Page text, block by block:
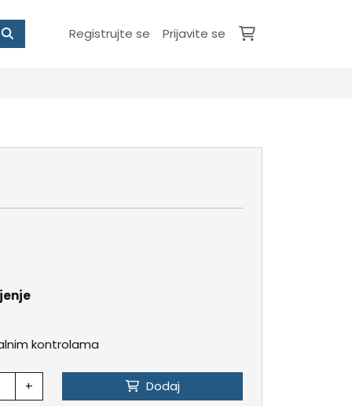
Registrujte se Prijavite se
kontrolama
+ Dodaj